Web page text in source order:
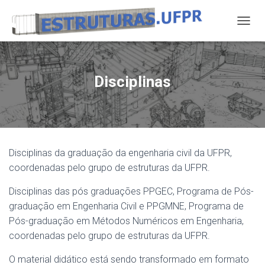
L
T
E
R
N
A
R
N
Ç
Disciplinas
Disciplinas da graduação da engenharia civil da UFPR,
coordenadas pelo grupo de estruturas da UFPR.
Disciplinas das pós graduações PPGEC, Programa de Pós-
graduação em Engenharia Civil e PPGMNE, Programa de
Pós-graduação em Métodos Numéricos em Engenharia,
coordenadas pelo grupo de estruturas da UFPR.
O material didático está sendo transformado em formato